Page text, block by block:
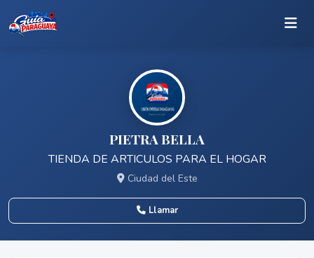
PIETRA BELLA
TIENDA DE ARTICULOS PARA EL HOGAR
Ciudad del Este
Llamar